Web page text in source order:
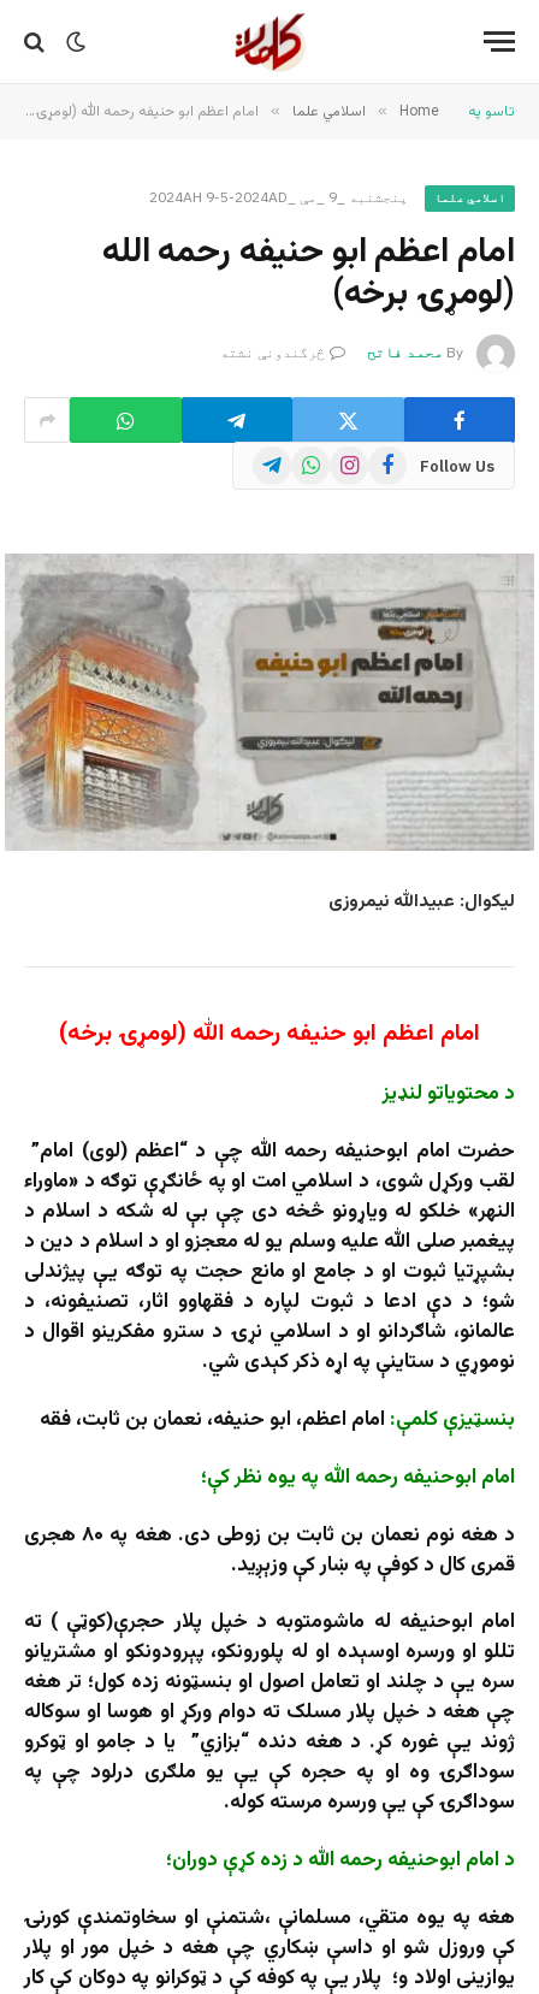
تاسو په Home
» اسلامي علما » امام اعظم ابو حنیفه رحمه الله (لومړۍ برخه)
اسلامي علما پنجشنبه _9 _مې _2024AH 9-5-2024AD
امام اعظم ابو حنیفه رحمه الله
(لومړۍ برخه)
By محمد فاتح څرگندونې نشته
Follow Us
Facebook
Instagram
WhatsApp
Telegram
لیکوال: عبیدالله نیمروزی
امام اعظم ابو حنیفه رحمه الله (لومړۍ برخه)
د محتویاتو لنډیز
حضرت امام ابوحنیفه رحمه الله چې د “اعظم (لوی) امام”
لقب ورکړل شوی، د اسلامي امت او په ځانګړې توګه د «ماوراء
النهر» خلکو له ویاړونو څخه دی چې بې له شکه د اسلام د
پیغمبر صلی الله علیه وسلم یو له معجزو او د اسلام د دين د
بشپړتيا ثبوت او د جامع او مانع حجت په توګه یې پیژندلی
شو؛ د دې ادعا د ثبوت لپاره د فقهاوو اثار، تصنیفونه، د
عالمانو، شاګردانو او د اسلامي نړۍ د سترو مفکرینو اقوال د
نوموړي د ستاینې په اړه ذکر کېدی شي.
بنسټیزې کلمې: امام اعظم، ابو حنیفه، نعمان بن ثابت، فقه
امام ابوحنیفه رحمه الله په یوه نظر کې؛
د هغه نوم نعمان بن ثابت بن زوطی دی. هغه په ​​۸۰ هجری
قمری کال د کوفې په ښار کې وزېږید.
امام ابوحنيفه له ماشومتوبه د خپل پلار حجرې(کوټې ) ته
تللو او ورسره اوسېده او له پلورونکو، پېرودونکو او مشتریانو
سره يې د چلند او تعامل اصول او بنسټونه زده کول؛ تر هغه
چې هغه د خپل پلار مسلک ته دوام ورکړ او هوسا او سوکاله
ژوند یې غوره کړ. د هغه دنده “بزازي” یا د جامو او ټوکرو
سوداګرۍ وه او په حجره کې یې یو ملګری درلود چې په
سوداګرۍ کې یې ورسره مرسته کوله.
د امام ابوحنيفه رحمه الله د زده کړې دوران؛
هغه په ​​یوه متقي، مسلمانې ،شتمنې او سخاوتمندې کورنۍ
کې وروزل شو او داسې ښکاري چې هغه د خپل مور او پلار
یوازینی اولاد و؛ پلار یې په کوفه کې د ټوکرانو په دوکان کې کار